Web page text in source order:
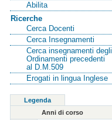
Abilita
Ricerche
Cerca Docenti
Cerca Insegnamenti
Cerca insegnamenti degli
Ordinamenti precedenti
al D.M.509
Erogati in lingua Inglese
Legenda
Anni di corso